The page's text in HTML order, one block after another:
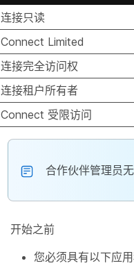
连接只读
Connect Limited
连接完全访问权
连接租户所有者
Connect 受限访问
合作伙伴管理员
开始之前
您必须具有以下应